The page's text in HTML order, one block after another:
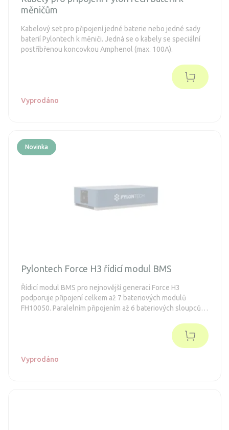
měničům
Kabelový set pro připojení jedné baterie nebo jedné sady
baterií Pylontech k měniči. Jedná se o kabely se speciální
postříbřenou koncovkou Amphenol (max. 100A).
Vyprodáno
Novinka
Pylontech Force H3 řídicí modul BMS
Řídicí modul BMS pro nejnovější generaci Force H3
podporuje připojení celkem až 7 bateriových modulů
FH10050. Paralelním připojením až 6 bateriových sloupců
Vyprodáno